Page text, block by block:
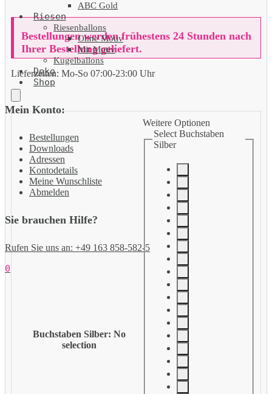
ABC Gold
Riesen
Riesenballons
Ohne Motiv
Mit Motiv
Kugelballons
Deko
Shop
Mein Konto:
Bestellungen
Downloads
Adressen
Kontodetails
Meine Wunschliste
Abmelden
Sie brauchen Hilfe?
Rufen Sie uns an: +49 163 858-582-5
0
Bestellungen werden frühestens 24 Stunden nach
Ihrer Bestellung geliefert.
Lieferzeiten: Mo-So 07:00-23:00 Uhr
Buchstaben Silber: No
selection
Weitere Optionen
Select Buchstaben
Silber